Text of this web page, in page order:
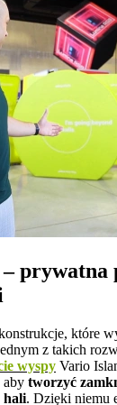
prywatna
które
z takich
wyspy Vario
aby tworzyć
hali. Dzięki niemu